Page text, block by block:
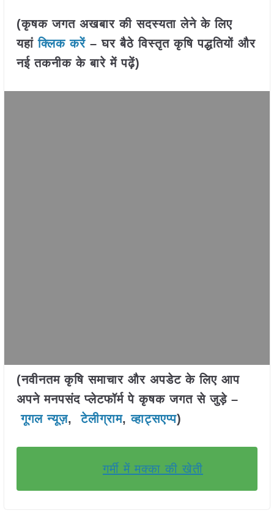
(कृषक जगत अखबार की सदस्यता लेने के लिए
यहांक्लिक करें– घर बैठे विस्तृत कृषि पद्धतियों और
नई तकनीक के बारे में पढ़ें)
(नवीनतम कृषि समाचार और अपडेट के लिए आप
अपने मनपसंद प्लेटफॉर्म पे कृषक जगत से जुड़े –
गूगल न्यूज़,टेलीग्राम,व्हाट्सएप्प)
गर्मी में मक्का की खेती